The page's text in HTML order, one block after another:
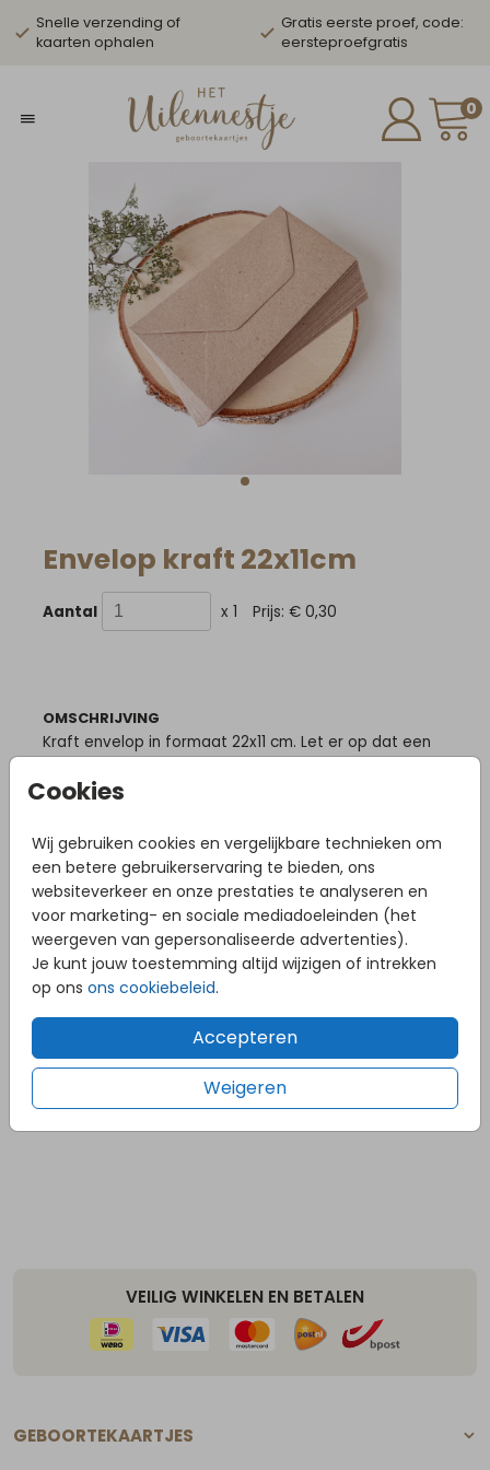
Snelle verzending of
kaarten ophalen
Gratis eerste proef, code:
eersteproefgratis
0
Cookies
Wij gebruiken cookies en vergelijkbare technieken om
een betere gebruikerservaring te bieden, ons
websiteverkeer en onze prestaties te analyseren en
voor marketing- en sociale mediadoeleinden (het
weergeven van gepersonaliseerde advertenties).
Je kunt jouw toestemming altijd wijzigen of intrekken
op ons ons cookiebeleid.
Accepteren
Weigeren
Envelop kraft 22x11cm
Aantal x 1 Prijs: € 0,30
OMSCHRIJVING
Kraft envelop in formaat 22x11 cm. Let er op dat een
gemaakt en dat de kleur per productie kan
bevalling zodat je ze alvast kunt adresseren! Wil je dit
liever door ons laten verzorgen? Bestel dan
bijpassende adresstickers of met adres bedrukte
enveloppen.
Prijs:€ 0,30 per 1
Volg ons op Instagram!
@hetuilennestjegeboortekaartjes
VEILIG WINKELEN EN BETALEN
GEBOORTEKAARTJES